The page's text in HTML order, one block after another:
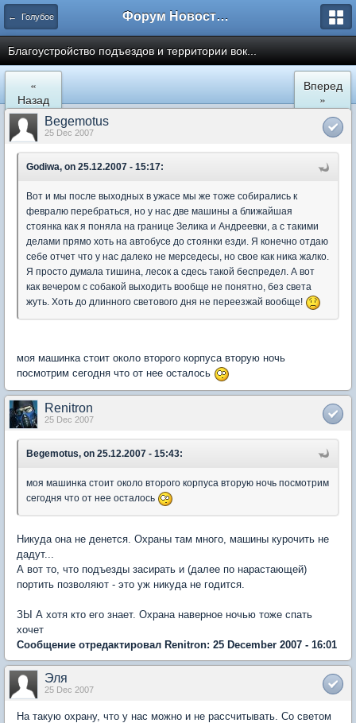
← Голубое Форум Новостройки
Благоустройство подъездов и территории вок...
«
Назад
Вперед
»
Begemotus
25 Dec 2007
Godiwa, on 25.12.2007 - 15:17:
Вот и мы после выходных в ужасе мы же тоже собирались к
февралю перебраться, но у нас две машины а ближайшая
стоянка как я поняла на границе Зелика и Андреевки, а с такими
делами прямо хоть на автобусе до стоянки езди. Я конечно отдаю
себе отчет что у нас далеко не мерседесы, но свое как ника жалко.
Я просто думала тишина, лесок а сдесь такой беспредел. А вот
как вечером с собакой выходить вообще не понятно, без света
жуть. Хоть до длинного светового дня не переезжай вообще!
моя машинка стоит около второго корпуса вторую ночь
посмотрим сегодня что от нее осталось
Renitron
25 Dec 2007
Begemotus, on 25.12.2007 - 15:43:
моя машинка стоит около второго корпуса вторую ночь посмотрим
сегодня что от нее осталось
Никуда она не денется. Охраны там много, машины курочить не
дадут...
А вот то, что подъезды засирать и (далее по нарастающей)
портить позволяют - это уж никуда не годится.
ЗЫ А хотя кто его знает. Охрана наверное ночью тоже спать
хочет
Сообщение отредактировал Renitron: 25 December 2007 - 16:01
Эля
25 Dec 2007
На такую охрану, что у нас можно и не рассчитывать. Со светом